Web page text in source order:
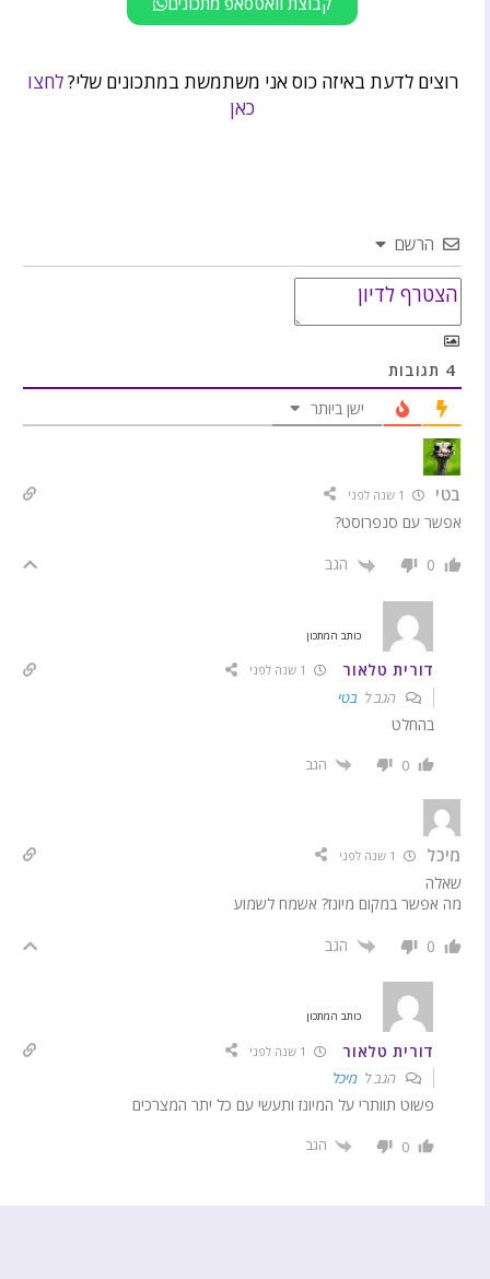
רוצים לדעת באיזה כוס אני משתמשת במתכונים שלי?לחצו
כאן
הרשם
4 תגובות
ישן ביותר
בטי
אפשר עם סנפרוסט?
0 הגב
כותב המתכון
דורית טלאור
הגב ל בטי
בהחלט
0 הגב
מיכל
שאלה
מה אפשר במקום מיונז? אשמח לשמוע
0 הגב
כותב המתכון
דורית טלאור
הגב ל מיכל
פשוט תוותרי על המיונז ותעשי עם כל יתר המצרכים
0 הגב